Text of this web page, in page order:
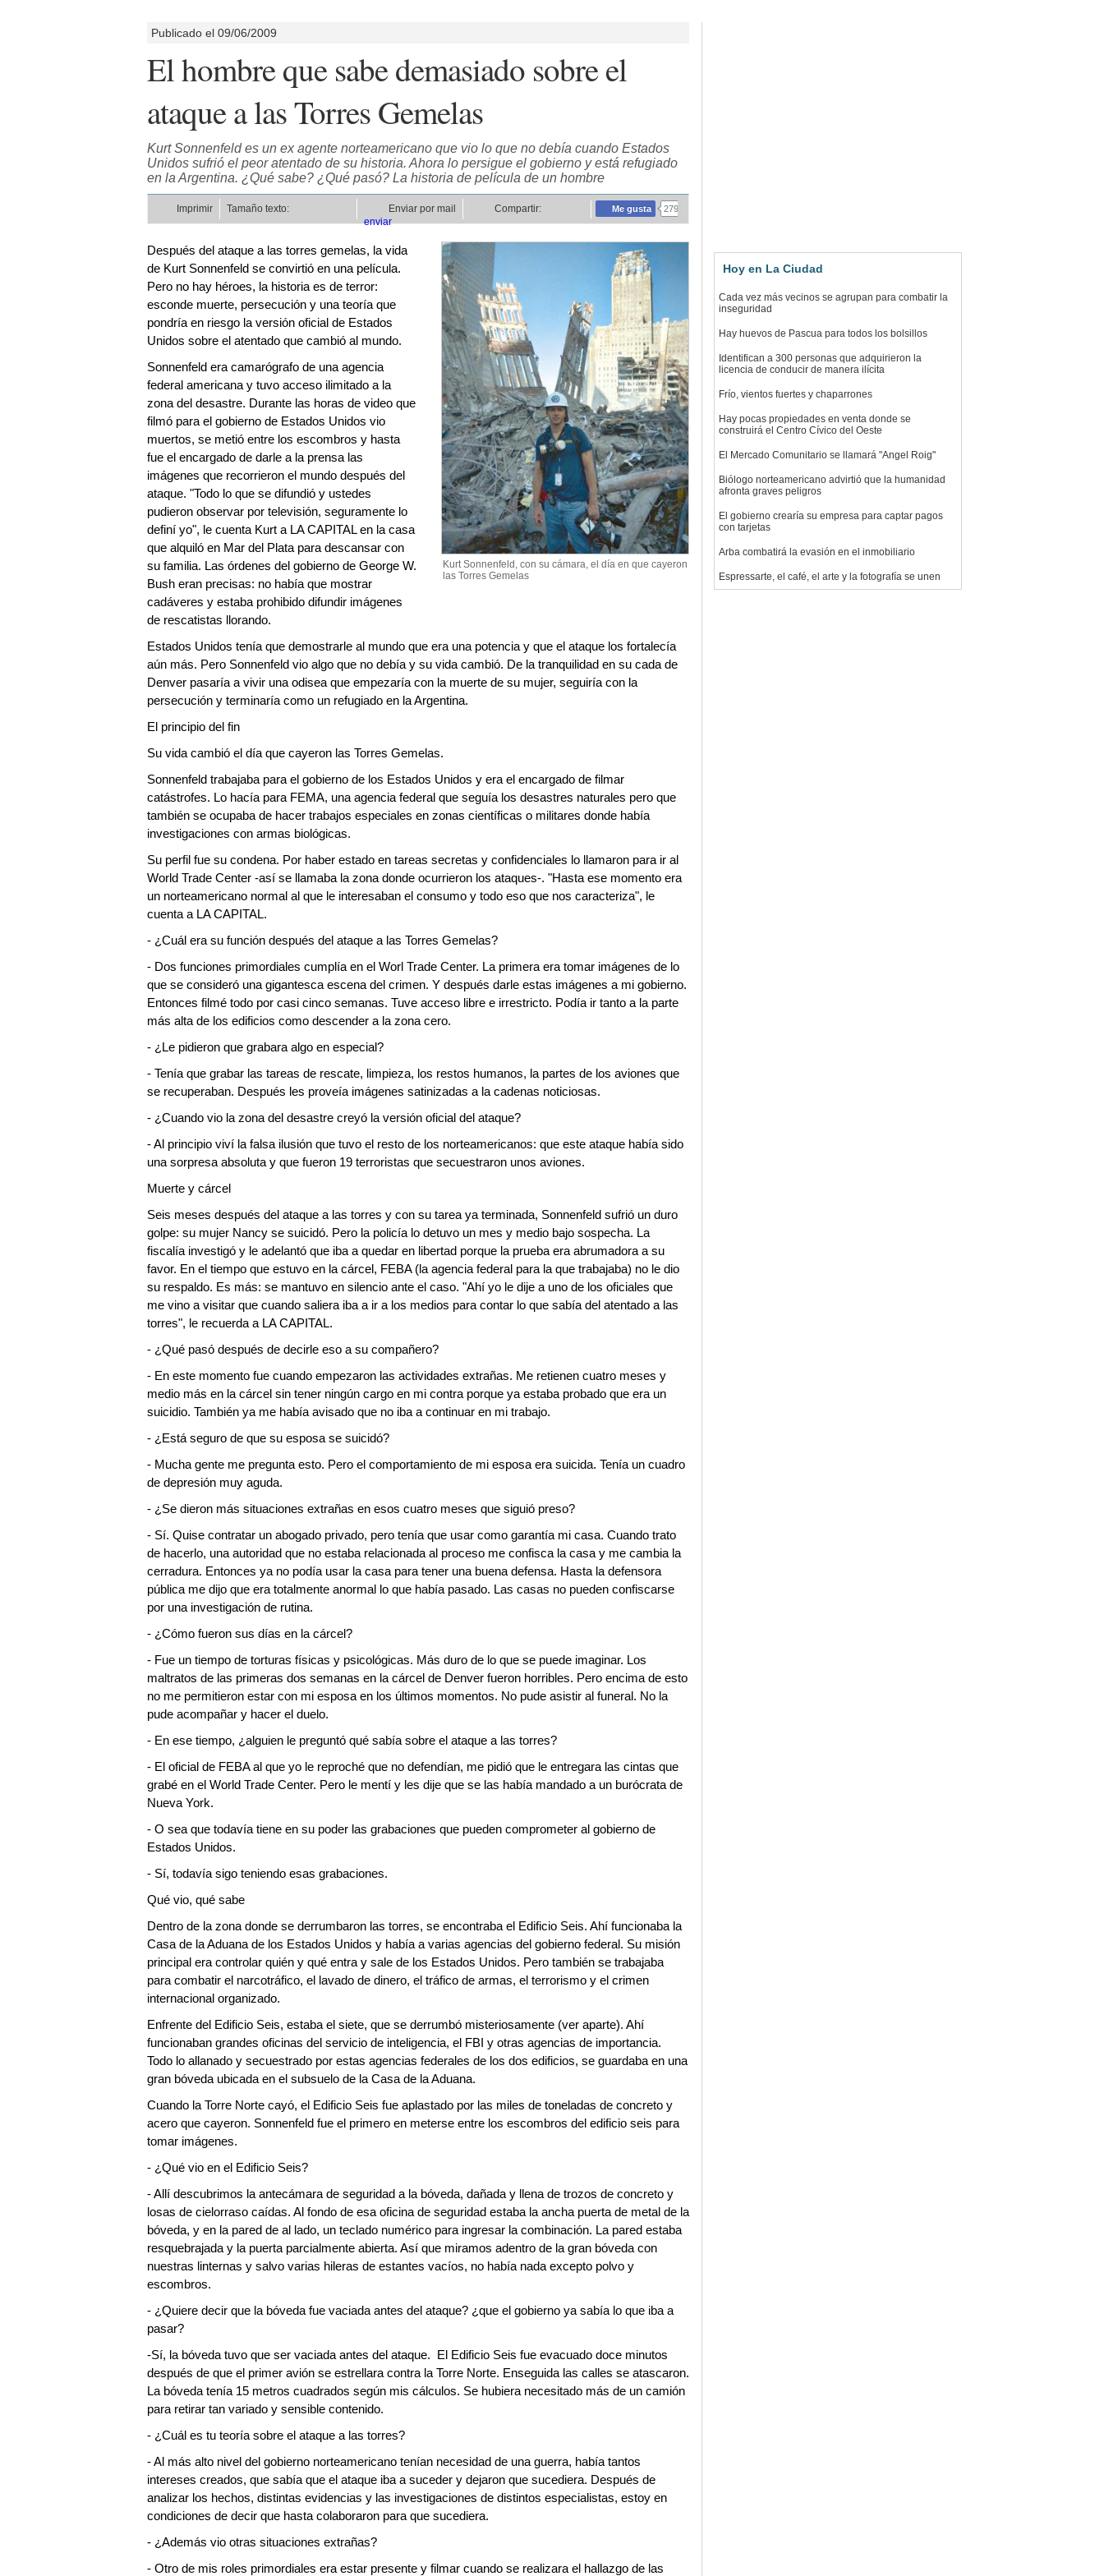
Publicado el 09/06/2009
El hombre que sabe demasiado sobre el
ataque a las Torres Gemelas
Kurt Sonnenfeld es un ex agente norteamericano que vio lo que no debía cuando Estados
Unidos sufrió el peor atentado de su historia. Ahora lo persigue el gobierno y está refugiado
en la Argentina. ¿Qué sabe? ¿Qué pasó? La historia de película de un hombre
Imprimir
Tamaño texto:
enviar
Enviar por mail Compartir:
Kurt Sonnenfeld, con su cámara, el día en que cayeron
las Torres Gemelas
Después del ataque a las torres gemelas, la vida
de Kurt Sonnenfeld se convirtió en una película.
Pero no hay héroes, la historia es de terror:
esconde muerte, persecución y una teoría que
pondría en riesgo la versión oficial de Estados
Unidos sobre el atentado que cambió al mundo.
Sonnenfeld era camarógrafo de una agencia
federal americana y tuvo acceso ilimitado a la
zona del desastre. Durante las horas de video que
filmó para el gobierno de Estados Unidos vio
muertos, se metió entre los escombros y hasta
fue el encargado de darle a la prensa las
imágenes que recorrieron el mundo después del
ataque. "Todo lo que se difundió y ustedes
pudieron observar por televisión, seguramente lo
definí yo", le cuenta Kurt a LA CAPITAL en la casa
que alquiló en Mar del Plata para descansar con
su familia. Las órdenes del gobierno de George W.
Bush eran precisas: no había que mostrar
cadáveres y estaba prohibido difundir imágenes
de rescatistas llorando.
Estados Unidos tenía que demostrarle al mundo que era una potencia y que el ataque los fortalecía
aún más. Pero Sonnenfeld vio algo que no debía y su vida cambió. De la tranquilidad en su cada de
Denver pasaría a vivir una odisea que empezaría con la muerte de su mujer, seguiría con la
persecución y terminaría como un refugiado en la Argentina.
El principio del fin
Su vida cambió el día que cayeron las Torres Gemelas.
Sonnenfeld trabajaba para el gobierno de los Estados Unidos y era el encargado de filmar
catástrofes. Lo hacía para FEMA, una agencia federal que seguía los desastres naturales pero que
también se ocupaba de hacer trabajos especiales en zonas científicas o militares donde había
investigaciones con armas biológicas.
Su perfil fue su condena. Por haber estado en tareas secretas y confidenciales lo llamaron para ir al
World Trade Center -así se llamaba la zona donde ocurrieron los ataques-. "Hasta ese momento era
un norteamericano normal al que le interesaban el consumo y todo eso que nos caracteriza", le
cuenta a LA CAPITAL.
- ¿Cuál era su función después del ataque a las Torres Gemelas?
- Dos funciones primordiales cumplía en el Worl Trade Center. La primera era tomar imágenes de lo
que se consideró una gigantesca escena del crimen. Y después darle estas imágenes a mi gobierno.
Entonces filmé todo por casi cinco semanas. Tuve acceso libre e irrestricto. Podía ir tanto a la parte
más alta de los edificios como descender a la zona cero.
- ¿Le pidieron que grabara algo en especial?
- Tenía que grabar las tareas de rescate, limpieza, los restos humanos, la partes de los aviones que
se recuperaban. Después les proveía imágenes satinizadas a la cadenas noticiosas.
- ¿Cuando vio la zona del desastre creyó la versión oficial del ataque?
- Al principio viví la falsa ilusión que tuvo el resto de los norteamericanos: que este ataque había sido
una sorpresa absoluta y que fueron 19 terroristas que secuestraron unos aviones.
Muerte y cárcel
Seis meses después del ataque a las torres y con su tarea ya terminada, Sonnenfeld sufrió un duro
golpe: su mujer Nancy se suicidó. Pero la policía lo detuvo un mes y medio bajo sospecha. La
fiscalía investigó y le adelantó que iba a quedar en libertad porque la prueba era abrumadora a su
favor. En el tiempo que estuvo en la cárcel, FEBA (la agencia federal para la que trabajaba) no le dio
su respaldo. Es más: se mantuvo en silencio ante el caso. "Ahí yo le dije a uno de los oficiales que
me vino a visitar que cuando saliera iba a ir a los medios para contar lo que sabía del atentado a las
torres", le recuerda a LA CAPITAL.
- ¿Qué pasó después de decirle eso a su compañero?
- En este momento fue cuando empezaron las actividades extrañas. Me retienen cuatro meses y
medio más en la cárcel sin tener ningún cargo en mi contra porque ya estaba probado que era un
suicidio. También ya me había avisado que no iba a continuar en mi trabajo.
- ¿Está seguro de que su esposa se suicidó?
- Mucha gente me pregunta esto. Pero el comportamiento de mi esposa era suicida. Tenía un cuadro
de depresión muy aguda.
- ¿Se dieron más situaciones extrañas en esos cuatro meses que siguió preso?
- Sí. Quise contratar un abogado privado, pero tenía que usar como garantía mi casa. Cuando trato
de hacerlo, una autoridad que no estaba relacionada al proceso me confisca la casa y me cambia la
cerradura. Entonces ya no podía usar la casa para tener una buena defensa. Hasta la defensora
pública me dijo que era totalmente anormal lo que había pasado. Las casas no pueden confiscarse
por una investigación de rutina.
- ¿Cómo fueron sus días en la cárcel?
- Fue un tiempo de torturas físicas y psicológicas. Más duro de lo que se puede imaginar. Los
maltratos de las primeras dos semanas en la cárcel de Denver fueron horribles. Pero encima de esto
no me permitieron estar con mi esposa en los últimos momentos. No pude asistir al funeral. No la
pude acompañar y hacer el duelo.
- En ese tiempo, ¿alguien le preguntó qué sabía sobre el ataque a las torres?
- El oficial de FEBA al que yo le reproché que no defendían, me pidió que le entregara las cintas que
grabé en el World Trade Center. Pero le mentí y les dije que se las había mandado a un burócrata de
Nueva York.
- O sea que todavía tiene en su poder las grabaciones que pueden comprometer al gobierno de
Estados Unidos.
- Sí, todavía sigo teniendo esas grabaciones.
Qué vio, qué sabe
Dentro de la zona donde se derrumbaron las torres, se encontraba el Edificio Seis. Ahí funcionaba la
Casa de la Aduana de los Estados Unidos y había a varias agencias del gobierno federal. Su misión
principal era controlar quién y qué entra y sale de los Estados Unidos. Pero también se trabajaba
para combatir el narcotráfico, el lavado de dinero, el tráfico de armas, el terrorismo y el crimen
internacional organizado.
Enfrente del Edificio Seis, estaba el siete, que se derrumbó misteriosamente (ver aparte). Ahí
funcionaban grandes oficinas del servicio de inteligencia, el FBI y otras agencias de importancia.
Todo lo allanado y secuestrado por estas agencias federales de los dos edificios, se guardaba en una
gran bóveda ubicada en el subsuelo de la Casa de la Aduana.
Cuando la Torre Norte cayó, el Edificio Seis fue aplastado por las miles de toneladas de concreto y
acero que cayeron. Sonnenfeld fue el primero en meterse entre los escombros del edificio seis para
tomar imágenes.
- ¿Qué vio en el Edificio Seis?
- Allí descubrimos la antecámara de seguridad a la bóveda, dañada y llena de trozos de concreto y
losas de cielorraso caídas. Al fondo de esa oficina de seguridad estaba la ancha puerta de metal de la
bóveda, y en la pared de al lado, un teclado numérico para ingresar la combinación. La pared estaba
resquebrajada y la puerta parcialmente abierta. Así que miramos adentro de la gran bóveda con
nuestras linternas y salvo varias hileras de estantes vacíos, no había nada excepto polvo y
escombros.
- ¿Quiere decir que la bóveda fue vaciada antes del ataque? ¿que el gobierno ya sabía lo que iba a
pasar?
-Sí, la bóveda tuvo que ser vaciada antes del ataque. El Edificio Seis fue evacuado doce minutos
después de que el primer avión se estrellara contra la Torre Norte. Enseguida las calles se atascaron.
La bóveda tenía 15 metros cuadrados según mis cálculos. Se hubiera necesitado más de un camión
para retirar tan variado y sensible contenido.
- ¿Cuál es tu teoría sobre el ataque a las torres?
- Al más alto nivel del gobierno norteamericano tenían necesidad de una guerra, había tantos
intereses creados, que sabía que el ataque iba a suceder y dejaron que sucediera. Después de
analizar los hechos, distintas evidencias y las investigaciones de distintos especialistas, estoy en
condiciones de decir que hasta colaboraron para que sucediera.
- ¿Además vio otras situaciones extrañas?
- Otro de mis roles primordiales era estar presente y filmar cuando se realizara el hallazgo de las
Hoy en La Ciudad
Cada vez más vecinos se agrupan para combatir la
inseguridad
Hay huevos de Pascua para todos los bolsillos
Identifican a 300 personas que adquirieron la
licencia de conducir de manera ilícita
Frío, vientos fuertes y chaparrones
Hay pocas propiedades en venta donde se
construirá el Centro Cívico del Oeste
El Mercado Comunitario se llamará "Angel Roig"
Biólogo norteamericano advirtió que la humanidad
afronta graves peligros
El gobierno crearía su empresa para captar pagos
con tarjetas
Arba combatirá la evasión en el inmobiliario
Espressarte, el café, el arte y la fotografía se unen